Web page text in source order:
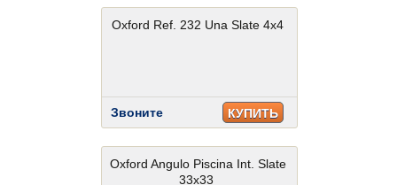
Oxford Ref. 232 Una Slate 4x4
Звоните КУПИТЬ
Oxford Angulo Piscina Int. Slate
33x33